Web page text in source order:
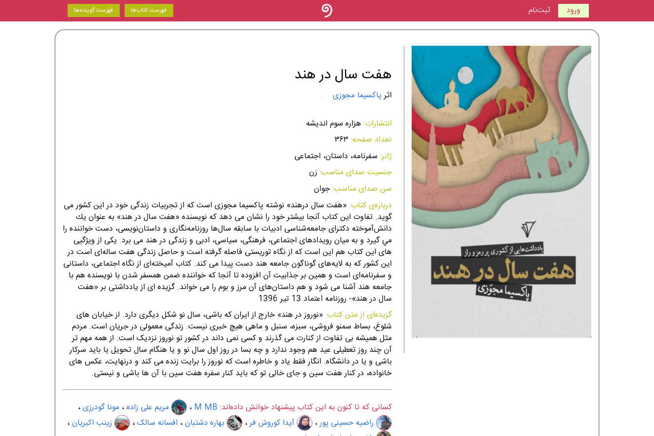
ورود ثبت‌نام فهرست گوینده‌ها فهرست کتاب‌ها
هفت سال در هند
اثرپاکسیما مجوزی
انتشارات:هزاره سوم اندیشه
تعداد صفحه:۳۶۳
ژانر:سفرنامه، داستان، اجتماعی
جنسیت صدای مناسب:زن
سن صدای مناسب:جوان
درباره‌ی کتاب:«هفت سال درهند» نوشته پاكسيما مجوزی است كه از تجربيات زندگی خود در اين كشور می
گويد. تفاوت اين كتاب آنجا بيشتر خود را نشان می دهد كه نويسنده «هفت سال در هند» به عنوان يك
دانش‌آموخته دكترای جامعه‌شناسی ادبيات با سابقه‎ سال‌ها روزنامه‌نگاری و داستان‌نويسی، دست خواننده را
مي گيرد و به ميان رويدادهای اجتماعی، فرهنگی، سياسی، ادبی و زندگی در هند می برد. يكی از ويژگيی
های اين كتاب هم اين است كه از نگاه توريستی فاصله گرفته است و حاصل زندگی هفت ساله‌ای است در
اين كشور كه به لايه‌های گوناگون جامعه هند دست پيدا می كند. كتاب آميخته‌ای از نگاه اجتماعی، داستانی
و سفرنامه‌ای است و همين بر جذابيت آن افزوده تا آنجا كه خواننده ضمن همسفر شدن با نويسنده هم با
جامعه هند آشنا می شود و هم داستان‌های آن مرز و بوم را می خواند. گزیده ای از یادداشتی بر «هفت
سال در هند»- روزنامه اعتماد 13 تیر 1396
گزیده‌ای از متن کتاب:«نوروز در هند» خارج از ایران که باشی، سال نو شکل دیگری دارد. از خیابان های
شلوغ، بساط سمنو فروشی، سبزه، سنبل و ماهی هیچ خبری نیست. زندگی معمولی در جریان است. مردم
مثل همیشه بی تفاوت از کنارت می گذرند و کسی نمی داند در کشور تو نوروز نزدیک است. از همه مهم تر
آن چند روز تعطیلی عید هم وجود ندارد و چه بسا در روز اول سال نو و یا هنگام سال تحویل یا باید سرکار
باشی و یا در دانشگاه. انگار فقط یاد و خاطره است که نوروز را برایت زنده می کند و درنهایت، عکس های
خانواده، در کنار هفت سین و جای خالی تو که باید کنار سفره هفت سین با آن ها باشی و نیستی.
کسانی که تا کنون به این کتاب پیشنهاد خوانش داده‌اند: M MB ، مریم علی زاده، مونا گودرزی،
راضیه حسینی پور، آیدا کوروش فر، بهاره دشتبان، افسانه سالک، زینب اکبریان،